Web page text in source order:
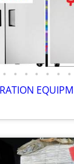
• • • • • • •